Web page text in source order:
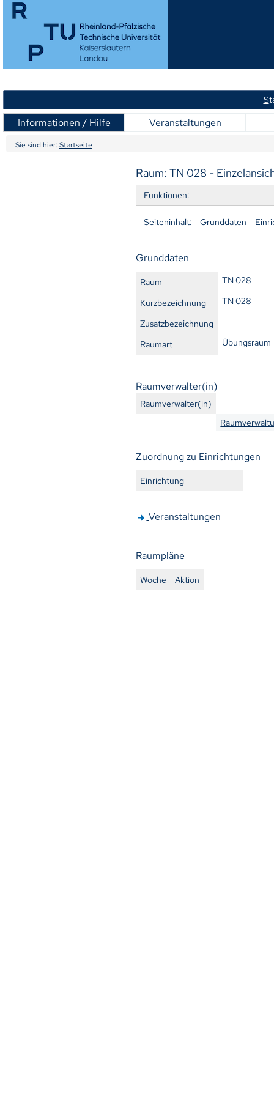
S
Informationen / Hilfe Veranstaltungen
Sie sind hier: Startseite
Raum: TN 028 -
Funktionen:
Seiteninhalt: Grunddaten
Grunddaten
Raum
TN 028
Kurzbezeichnung
TN 028
Zusatzbezeichnung
Raumart
Übungsraum
Raumverwalter(in)
Raumverwalter(in)
Zuordnung zu Einrichtungen
Einrichtung
Veranstaltungen
Raumpläne
Woche Aktion